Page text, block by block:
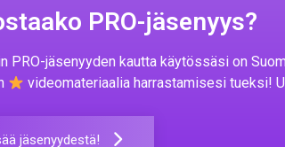
PRO-jäsenyys?
PRO-jäsenyyden kautta käytössäsi on
videomateriaalia harrastamisesi tueksi!
jäsenyydestä!